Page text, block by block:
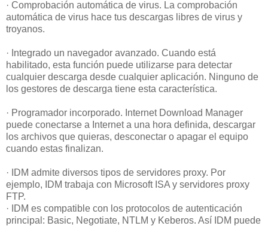
· Comprobación automática de virus. La comprobación
automática de virus hace tus descargas libres de virus y
troyanos.
· Integrado un navegador avanzado. Cuando está
habilitado, esta función puede utilizarse para detectar
cualquier descarga desde cualquier aplicación. Ninguno de
los gestores de descarga tiene esta característica.
· Programador incorporado. Internet Download Manager
puede conectarse a Internet a una hora definida, descargar
los archivos que quieras, desconectar o apagar el equipo
cuando estas finalizan.
· IDM admite diversos tipos de servidores proxy. Por
ejemplo, IDM trabaja con Microsoft ISA y servidores proxy
FTP.
· IDM es compatible con los protocolos de autenticación
principal: Basic, Negotiate, NTLM y Keberos. Así IDM puede